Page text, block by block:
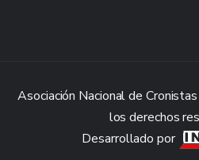
Asociación Nacional de
los derechos
Desarrollado por